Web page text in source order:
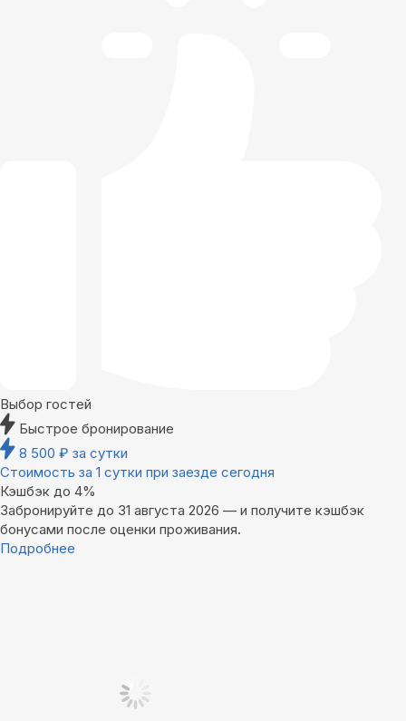
Выбор гостей
Быстрое бронирование
8 500 ₽ за сутки
Стоимость за 1 сутки при заезде сегодня
Кэшбэк до 4%
Забронируйте до 31 августа 2026 — и получите кэшбэк
бонусами после оценки проживания.
Подробнее